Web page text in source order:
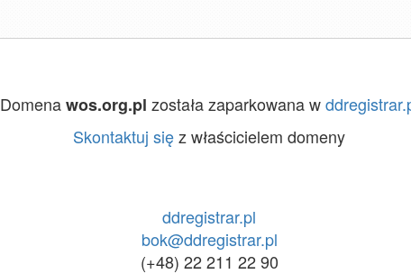
Domenawos.org.pl została zaparkowana w
Skontaktuj sięz właścicielem domeny
ddregistrar.pl
bok@ddregistrar.pl
(+48) 22 211 22 90